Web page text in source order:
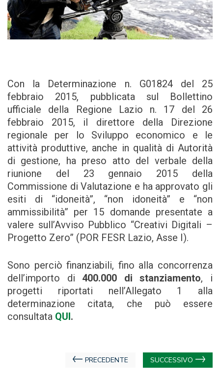
Con la Determinazione n. G01824 del 25
febbraio 2015, pubblicata sul Bollettino
ufficiale della Regione Lazio n. 17 del 26
febbraio 2015, il direttore della Direzione
regionale per lo Sviluppo economico e le
attività produttive, anche in qualità di Autorità
di gestione, ha preso atto del verbale della
riunione del 23 gennaio 2015 della
Commissione di Valutazione e ha approvato gli
esiti di “idoneità”, “non idoneità” e “non
ammissibilità” per 15 domande presentate a
valere sull’Avviso Pubblico “Creativi Digitali –
Progetto Zero” (POR FESR Lazio, Asse I).
Sono perciò finanziabili, fino alla concorrenza
dell’importo di 400.000 di stanziamento, i
progetti riportati nell’Allegato 1 alla
determinazione citata, che può essere
consultata QUI.
Navigazione
PRECEDENTE SUCCESSIVO